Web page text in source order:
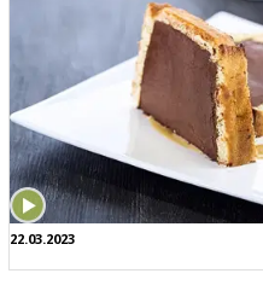
22.03.2023